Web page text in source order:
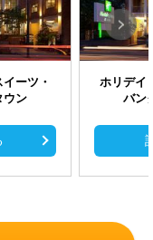
ーツ・
ウン
ホリデイ
バン